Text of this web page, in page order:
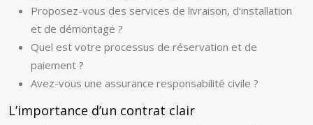
Proposez-vous des services de livraison, d’installation
et de démontage ?
Quel est votre processus de réservation et de
paiement ?
Avez-vous une assurance responsabilité civile ?
L’importance d’un contrat clair